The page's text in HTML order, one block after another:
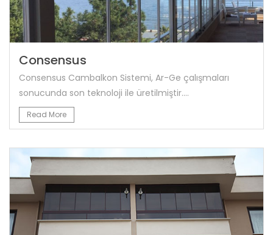
Consensus
Consensus Cambalkon Sistemi, Ar-Ge çalışmaları
sonucunda son teknoloji ile üretilmiştir....
Read More